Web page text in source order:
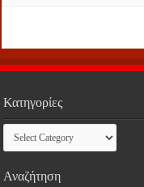
Κατηγορίες
Κατηγορίες
Αναζήτηση